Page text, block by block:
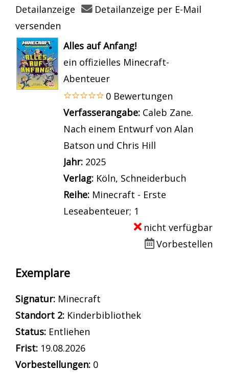
Detailanzeige
Detailanzeige per E-Mail
versenden
wird in neuem Tab geöffnet
Alles auf Anfang!
ein offizielles Minecraft-
Abenteuer
0 Bewertungen
Suche nach diesem Verfasser
Verfasserangabe: Caleb Zane.
Nach einem Entwurf von Alan
Batson und Chris Hill
Jahr: 2025
Verlag: Köln, Schneiderbuch
Reihe: Minecraft - Erste
Leseabenteuer; 1
nicht verfügbar
Vorbestellen
Exemplare
Signatur: Minecraft
Standort 2: Kinderbibliothek
Status: Entliehen
Frist: 19.08.2026
Vorbestellungen: 0